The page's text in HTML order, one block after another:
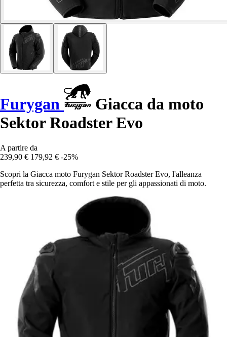
Furygan
Giacca da moto
Sektor Roadster Evo
A partire da
239,90 € 179,92 € -25%
Scopri la Giacca moto Furygan Sektor Roadster Evo, l'alleanza
perfetta tra sicurezza, comfort e stile per gli appassionati di moto.